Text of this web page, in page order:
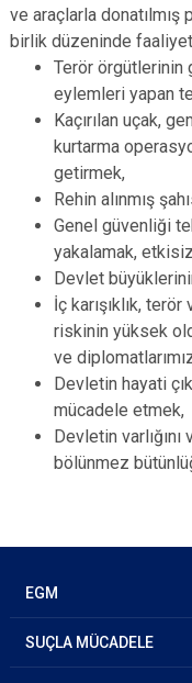
ve araçlarla
birlik düzeninde
Terör örgütlerinin
eylemleri yapan
Kaçırılan uçak,
kurtarma
getirmek,
Rehin alınmış
Genel güvenliği
yakalamak,
Devlet
İç karışıklık,
riskinin yüksek
ve
Devletin hayati
mücadele etmek,
Devletin varlığını
bölünmez
EGM
SUÇLA MÜCADELE